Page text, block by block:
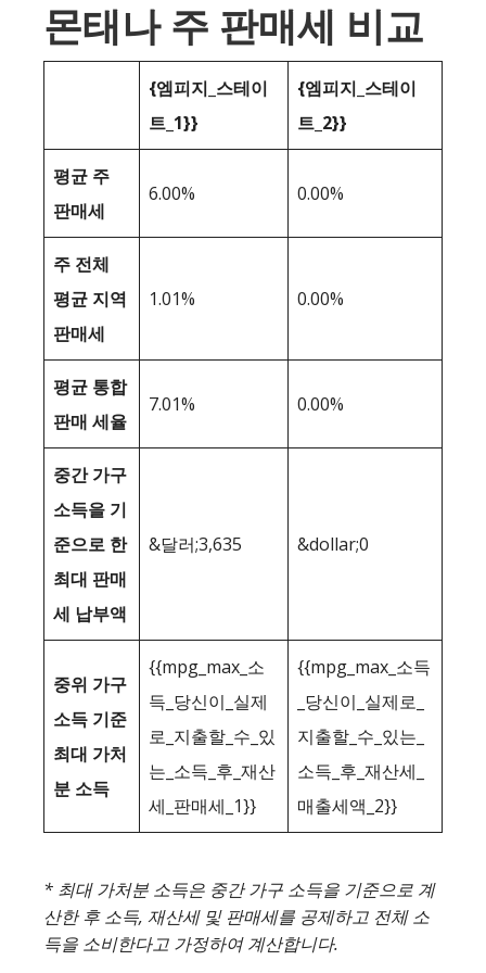
몬태나 주 판매세 비교
{엠피지_스테이
트_1}}
{엠피지_스테이
트_2}}
평균 주
판매세
6.00% 0.00%
주 전체
평균 지역
판매세
1.01% 0.00%
평균 통합
판매 세율
7.01% 0.00%
중간 가구
소득을 기
준으로 한
최대 판매
세 납부액
&달러;3,635 &dollar;0
중위 가구
소득 기준
최대 가처
분 소득
{{mpg_max_소
득_당신이_실제
로_지출할_수_있
는_소득_후_재산
세_판매세_1}}
{{mpg_max_소득
_당신이_실제로_
지출할_수_있는_
소득_후_재산세_
매출세액_2}}
* 최대 가처분 소득은 중간 가구 소득을 기준으로 계
산한 후 소득, 재산세 및 판매세를 공제하고 전체 소
득을 소비한다고 가정하여 계산합니다.